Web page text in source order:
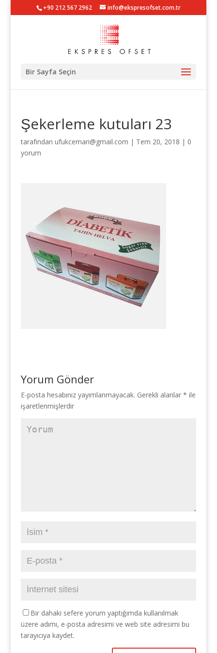
+90 212 567 2962 info@ekspresofset.com.tr
Bir Sayfa Seçin
Şekerleme kutuları 23
tarafından ufukcemari@gmail.com | Tem 20, 2018 | 0
yorum
Yorum Gönder
E-posta hesabınız yayımlanmayacak. Gerekli alanlar * ile
işaretlenmişlerdir
Bir dahaki sefere yorum yaptığımda kullanılmak
üzere adımı, e-posta adresimi ve web site adresimi bu
tarayıcıya kaydet.